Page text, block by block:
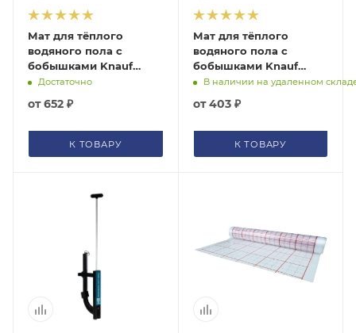
Мат для тёплого
водяного пола с
бобышками Knauf
Therm Эксперт S=0,72
Достаточно
от652 ₽
К ТОВАРУ
Мат для тёплого
водяного пола с
бобышками Knauf
Therm Тёплый пол СМ
В наличии на удаленном
от403 ₽
К ТОВАРУ